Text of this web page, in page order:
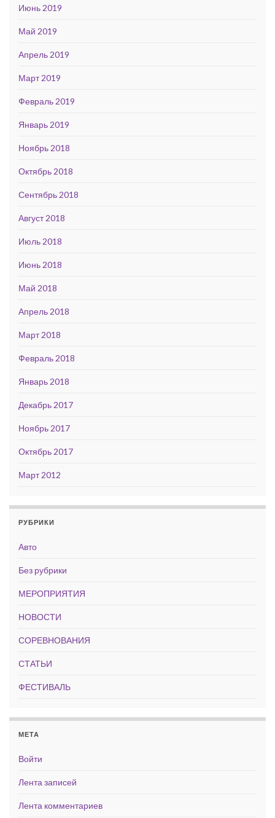
Июнь 2019
Май 2019
Апрель 2019
Март 2019
Февраль 2019
Январь 2019
Ноябрь 2018
Октябрь 2018
Сентябрь 2018
Август 2018
Июль 2018
Июнь 2018
Май 2018
Апрель 2018
Март 2018
Февраль 2018
Январь 2018
Декабрь 2017
Ноябрь 2017
Октябрь 2017
Март 2012
РУБРИКИ
Авто
Без рубрики
МЕРОПРИЯТИЯ
НОВОСТИ
СОРЕВНОВАНИЯ
СТАТЬИ
ФЕСТИВАЛЬ
МЕТА
Войти
Лента записей
Лента комментариев